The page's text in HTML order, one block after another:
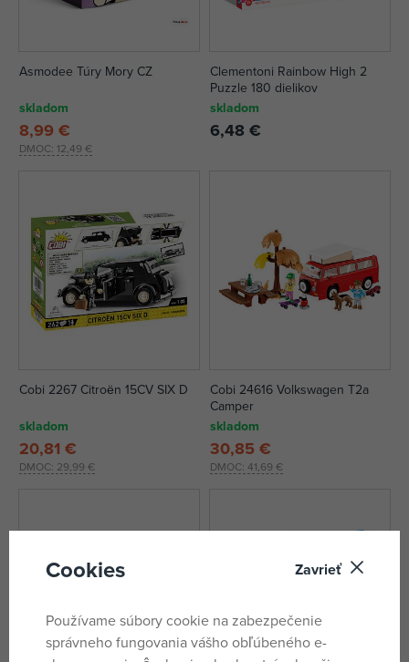
Asmodee Túry Mory CZ
skladom
DMOC: 12,49 €
8,99 €
Clementoni Rainbow High 2
Puzzle 180 dielikov
skladom
6,48 €
Cobi 2267 Citroën 15CV SIX D
skladom
DMOC: 29,99 €
20,81 €
Cobi 24616 Volkswagen T2a
Camper
skladom
DMOC: 41,69 €
30,85 €
Cookies Zavrieť
Používame súbory cookie na zabezpečenie
správneho fungovania vášho obľúbeného e-